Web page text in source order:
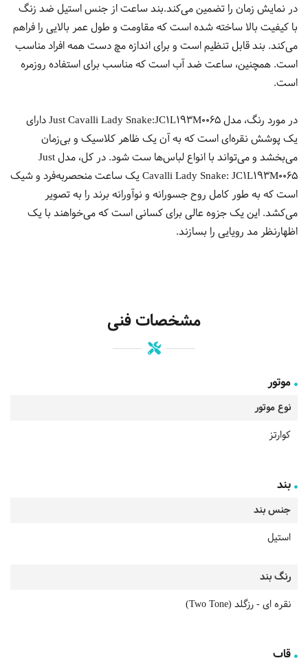
در نمایش زمان را تضمین می‌کند.بند ساعت از جنس استیل ضد زنگ
با کیفیت بالا ساخته شده است که مقاومت و طول عمر بالایی را فراهم
می‌کند. بند قابل تنظیم است و برای اندازه مچ دست همه افراد مناسب
است. همچنین، ساعت ضد آب است که مناسب برای استفاده روزمره
است.
در مورد رنگ، مدل Just Cavalli Lady Snake:JC1L193M0065 دارای
یک پوشش نقره‌ای است که به آن یک ظاهر کلاسیک و بی‌زمان
می‌بخشد و می‌تواند با انواع لباس‌ها ست شود. در کل، مدل Just
Cavalli Lady Snake: JC1L193M0065 یک ساعت منحصربه‌فرد و شیک
است که به طور کامل روح جسورانه و نوآورانه برند را به تصویر
می‌کشد. این یک جزوه عالی برای کسانی است که می‌خواهند با یک
اظهارنظر مد رویایی را بسازند.
مشخصات فنی
موتور
نوع موتور
کوارتز
بند
جنس بند
استیل
رنگ بند
نقره ای - رزگلد (Two Tone)
قاب